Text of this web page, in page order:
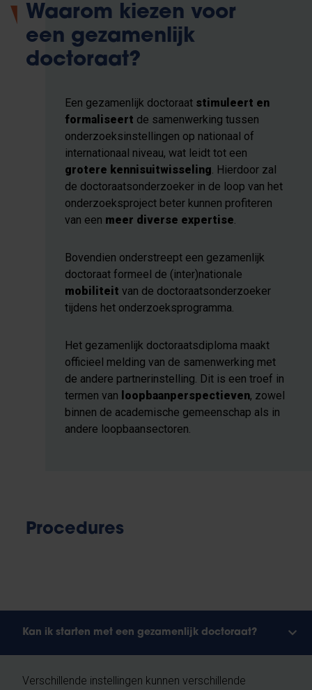
Waarom kiezen voor
een gezamenlijk
doctoraat?
Een gezamenlijk doctoraat stimuleert en
formaliseert de samenwerking tussen
onderzoeksinstellingen op nationaal of
internationaal niveau, wat leidt tot een
grotere kennisuitwisseling . Hierdoor zal
de doctoraatsonderzoeker in de loop van het
onderzoeksproject beter kunnen profiteren
van een meer diverse expertise
Bovendien onderstreept een gezamenlijk
doctoraat formeel de (inter)nationale
mobiliteitvan de doctoraatsonderzoeker
tijdens het onderzoeksprogramma.
Het gezamenlijk doctoraatsdiploma maakt
officieel melding van de samenwerking met
de andere partnerinstelling. Dit is een troef in
termen van loopbaanperspectieven, zowel
binnen de academische gemeenschap als in
andere loopbaansectoren.
Procedures
Kan ik starten met een gezamenlijk doctoraat?
Verschillende instellingen kunnen verschillende